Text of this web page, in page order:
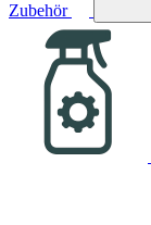
Zubehör